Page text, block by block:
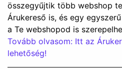
összegyűjtik több webshop
Árukereső is, és egy
a Te webshopod is
Tovább olvasom: Itt az
lehetőség!